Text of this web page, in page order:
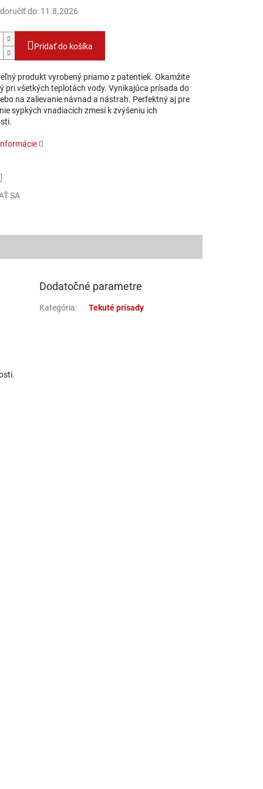
do: 11.8.2026
Pridať do košíka
produkt vyrobený priamo z patentiek. Okamžite
pri všetkých teplotách vody. Vynikajúca prísada do
na zalievanie návnad a nástrah. Perfektný aj pre
sypkých vnadiacich zmesí k zvýšeniu ich
SA
Dodatočné parametre
Kategória: Tekuté prísady